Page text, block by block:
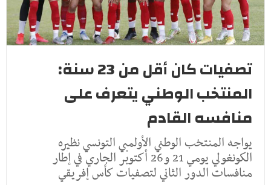
تصفيات كان أقل من 23 سنة:
المنتخب الوطني يتعرف على
منافسه القادم
يواجه المنتخب الوطني الأولمبي التونسي نظيره
الكونغولي يومي 21 و26 أكتوبر الجاري في إطار
منافسات الدور الثاني لتصفيات كأس إفريقي